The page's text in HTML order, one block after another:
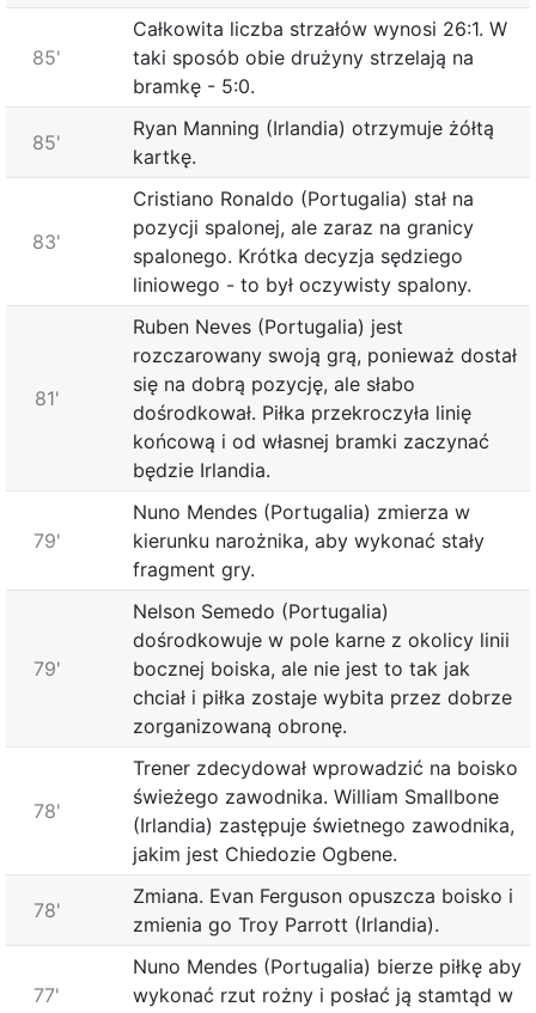
85'
Całkowita liczba strzałów wynosi 26:1. W
taki sposób obie drużyny strzelają na
bramkę - 5:0.
85'
Ryan Manning (Irlandia) otrzymuje żółtą
kartkę.
83'
Cristiano Ronaldo (Portugalia) stał na
pozycji spalonej, ale zaraz na granicy
spalonego. Krótka decyzja sędziego
liniowego - to był oczywisty spalony.
81'
Ruben Neves (Portugalia) jest
rozczarowany swoją grą, ponieważ dostał
się na dobrą pozycję, ale słabo
dośrodkował. Piłka przekroczyła linię
końcową i od własnej bramki zaczynać
będzie Irlandia.
79'
Nuno Mendes (Portugalia) zmierza w
kierunku narożnika, aby wykonać stały
fragment gry.
79'
Nelson Semedo (Portugalia)
dośrodkowuje w pole karne z okolicy linii
bocznej boiska, ale nie jest to tak jak
chciał i piłka zostaje wybita przez dobrze
zorganizowaną obronę.
78'
Trener zdecydował wprowadzić na boisko
świeżego zawodnika. William Smallbone
(Irlandia) zastępuje świetnego zawodnika,
jakim jest Chiedozie Ogbene.
78'
Zmiana. Evan Ferguson opuszcza boisko i
zmienia go Troy Parrott (Irlandia).
77'
Nuno Mendes (Portugalia) bierze piłkę aby
wykonać rzut rożny i posłać ją stamtąd w